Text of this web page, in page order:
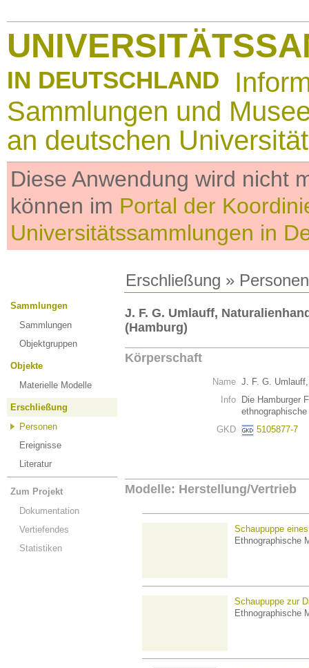
IN DEUTSCHLAND
Sammlungen und
an deutschen
Diese Anwendung wird nicht
können im Portal der
Universitätssammlungen in
Erschließung » Personen
Sammlungen
Sammlungen
Objektgruppen
Objekte
Materielle Modelle
Erschließung
Personen
Ereignisse
Literatur
Zum Projekt
Dokumentation
Vertiefendes
Statistiken
J. F. G. Umlauff,
(Hamburg)
Körperschaft
Name J. F. G.
Info
Die Hamburger
GKD
5105877-7
Modelle: Herstellung/Vertrieb
Schaupuppe
Ethnographische
Schaupuppe zur
Ethnographische